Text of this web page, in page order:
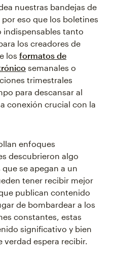
nuestras bandejas de
eso que los boletines
indispensables tanto
los creadores de
los formatos de
semanales o
trimestrales
para descansar al
conexión crucial con la
enfoques
descubrieron algo
se apegan a un
tener recibir mejor
publican contenido
de bombardear a los
constantes, estas
significativo y bien
verdad espera recibir.